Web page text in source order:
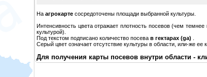
На агрокарте сосредоточены площади выбранной культуры.
Интенсивность цвета отражает плотность посевов (чем
культурой).
Под текстом подписано количество посева в гектарах (ga)
Серый цвет означает отсутствие культуры в области, или-же ее
Для получения карты посевов внутри области -